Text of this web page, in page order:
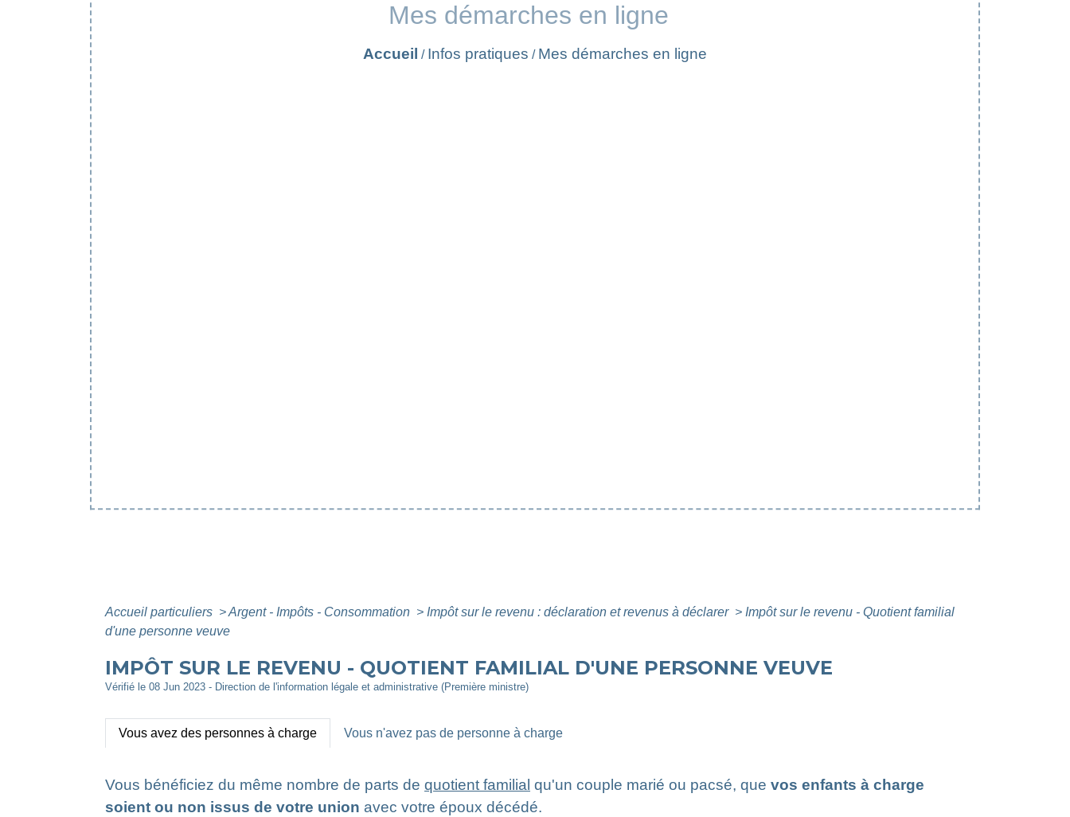
Mes démarches en ligne
Accueil / Infos pratiques / Mes démarches en ligne
Accueil particuliers >Argent - Impôts - Consommation > Impôt sur le revenu : déclaration et revenus à déclarer > Impôt sur le revenu - Quotient familial
d'une personne veuve
IMPÔT SUR LE REVENU - QUOTIENT FAMILIAL D'UNE PERSONNE VEUVE
Vérifié le 08 Jun 2023 - Direction de l'information légale et administrative (Première ministre)
Vous avez des personnes à charge Vous n'avez pas de personne à charge
Vous bénéficiez du même nombre de parts de quotient familial qu'un couple marié ou pacsé, que vos enfants à charge
soient ou non issus de votre union avec votre époux décédé.